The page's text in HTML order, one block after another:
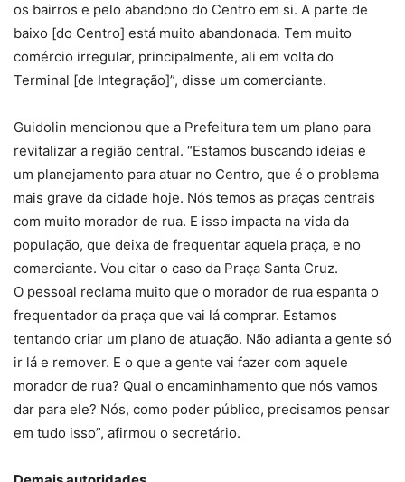
os bairros e pelo abandono do Centro em si. A parte de
baixo [do Centro] está muito abandonada. Tem muito
comércio irregular, principalmente, ali em volta do
Terminal [de Integração]”, disse um comerciante.
Guidolin mencionou que a Prefeitura tem um plano para
revitalizar a região central. “Estamos buscando ideias e
um planejamento para atuar no Centro, que é o problema
mais grave da cidade hoje. Nós temos as praças centrais
com muito morador de rua. E isso impacta na vida da
população, que deixa de frequentar aquela praça, e no
comerciante. Vou citar o caso da Praça Santa Cruz.
O pessoal reclama muito que o morador de rua espanta o
frequentador da praça que vai lá comprar. Estamos
tentando criar um plano de atuação. Não adianta a gente só
ir lá e remover. E o que a gente vai fazer com aquele
morador de rua? Qual o encaminhamento que nós vamos
dar para ele? Nós, como poder público, precisamos pensar
em tudo isso”, afirmou o secretário.